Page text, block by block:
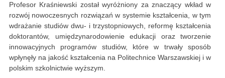
Profesor Kraśniewski został wyróżniony za znaczący wkład w
rozwój nowoczesnych rozwiązań w systemie kształcenia, w tym
wdrażanie studiów dwu- i trzystopniowych, reformę kształcenia
doktorantów, umiędzynarodowienie edukacji oraz tworzenie
innowacyjnych programów studiów, które w trwały sposób
wpłynęły na jakość kształcenia na Politechnice Warszawskiej i w
polskim szkolnictwie wyższym.